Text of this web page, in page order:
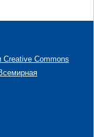
Creative Commons